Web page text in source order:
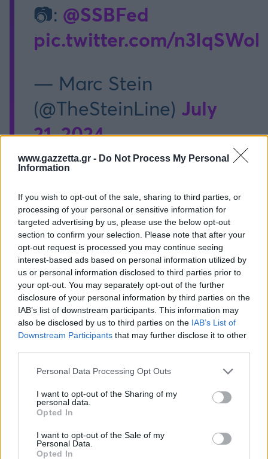
www.gazzetta.gr - Do Not Process My Personal
Information
If you wish to opt-out of the sale, sharing to third parties, or
processing of your personal or sensitive information for
targeted advertising by us, please use the below opt-out
section to confirm your selection. Please note that after your
opt-out request is processed you may continue seeing
interest-based ads based on personal information utilized by
us or personal information disclosed to third parties prior to
your opt-out. You may separately opt-out of the further
disclosure of your personal information by third parties on the
IAB’s list of downstream participants. This information may
also be disclosed by us to third parties on the IAB’s List of
Downstream Participants that may further disclose it to other
Please note that this website/app uses one or more Google
not limited to your visit or usage behaviour. You may click to
grant or deny consent to Google and its third-party tags to
use your data for below specified purposes in below Google
consent section.
Personal Data Processing Opt Outs
I want to opt-out of the Sharing of my
personal data.
Opted In
I want to opt-out of the Sale of my
Personal Data.
Opted In
📷: @SSBFed
pic.twitter.com/
— Marc Stein
(@TheSteinLine) July
21, 2024
@Photo credits:
Διάβασε όλα τατελευταία νέατης αθλητικής
επικαιρότητας. Μάθε για όλους τουςlive αγώνες σήμερα
και δες τιςαθλητικές μεταδόσειςτης ημέρας και της
εβδομάδας μέσα από το υπερπλήρες Πρόγραμμα TV του
Gazzetta. Ακολούθησέ μας και στο Google News .
ΔΙΑΒΑΣΕ ΑΚΟΜΗ:
Βιλντόζα: «Κάθε φορά ήταν δύσκολο για μένα να παίζω
στο γήπεδο της Παρτίζαν»
Ντουμπάι BC: Στο «κόλπο» για την απόκτηση του Λόνι
Γουόκερ